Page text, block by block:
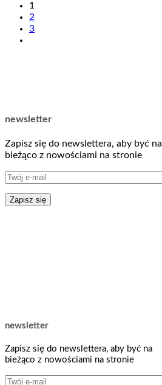
1
2
3
newsletter
Zapisz się do newslettera, aby być na
bieżąco z nowościami na stronie
newsletter
Zapisz się do newslettera, aby być na
bieżąco z nowościami na stronie